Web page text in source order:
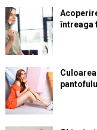
întreaga